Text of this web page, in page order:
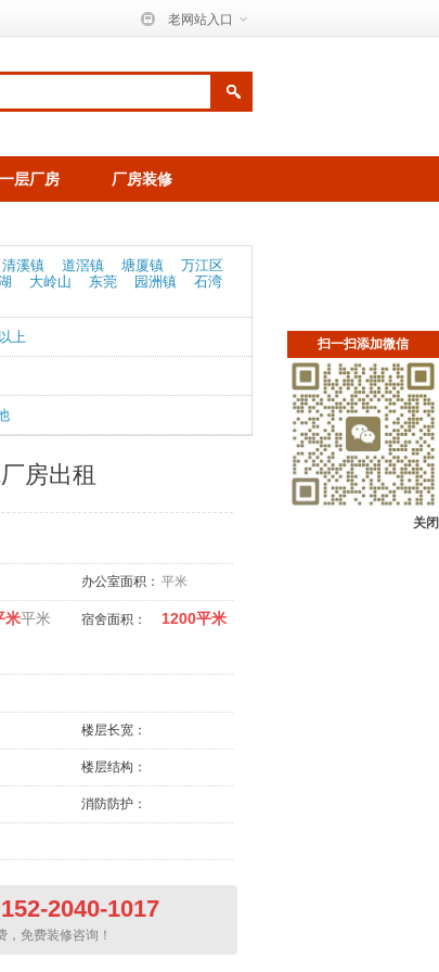
老网站入口
层厂房 厂房装修
清溪镇 道滘镇 塘厦镇
万江区
大岭山 东莞 园洲镇
石湾
上
房出租
办公室面积： 平米
米平米 宿舍面积： 1200平米
楼层长宽：
楼层结构：
消防防护：
152-2040-1017
，免费装修咨询！
扫一扫添加微信
关闭